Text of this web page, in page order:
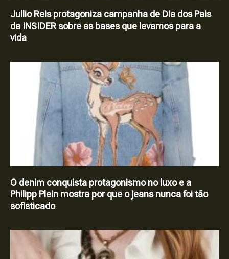
Jullio Reis protagoniza campanha de Dia dos Pais
da INSIDER sobre as bases que levamos para a
vida
O denim conquista protagonismo no luxo e a
Philipp Plein mostra por que o jeans nunca foi tão
sofisticado